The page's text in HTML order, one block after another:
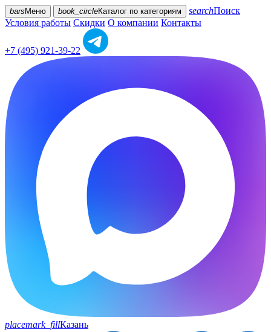
bars Меню book_circleКаталог по категориям searchПоиск
Условия работы Скидки О компании Контакты
+7 (495) 921-39-22
placemark_fillКазань